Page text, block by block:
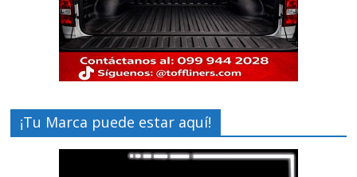
¡Tu Marca puede estar aquí!